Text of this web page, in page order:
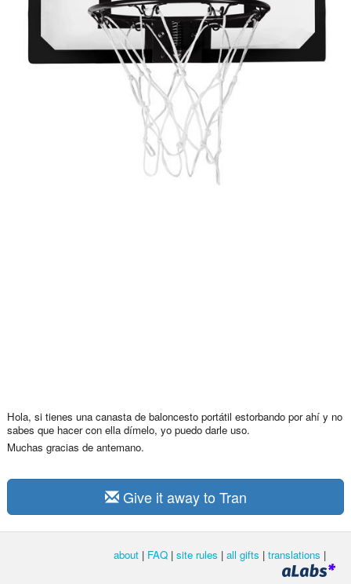
Hola, si tienes una canasta de baloncesto portátil estorbando por ahí y no
sabes que hacer con ella dímelo, yo puedo darle uso.
Muchas gracias de antemano.
Give it away to Tran
about | FAQ | site rules | all gifts | translations |